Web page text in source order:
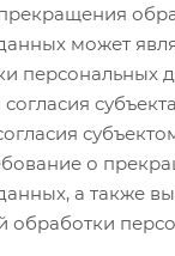
может
персональных
о
а также
обработки